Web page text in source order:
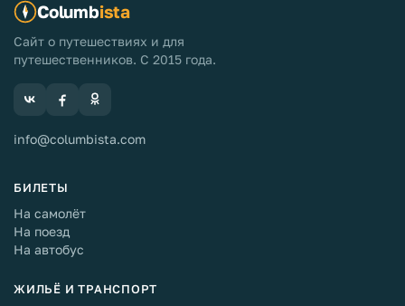
Columbista
Сайт о путешествиях и для
путешественников. С 2015 года.
info@columbista.com
БИЛЕТЫ
На самолёт
На поезд
На автобус
ЖИЛЬЁ И ТРАНСПОРТ